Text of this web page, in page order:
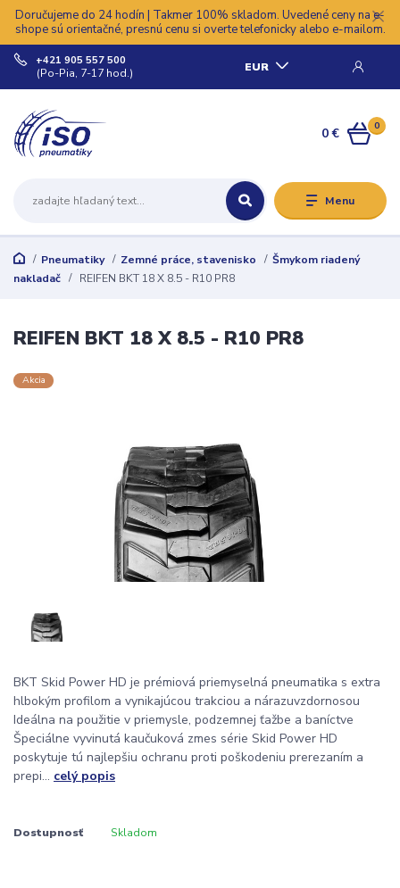
Doručujeme do 24 hodín | Takmer 100% skladom. Uvedené ceny na e-
shope sú orientačné, presnú cenu si overte telefonicky alebo e-mailom.
Menu
EUR
+421 905 557 500
(Po-Pia, 7-17 hod.)
0
0 €
Pneumatiky Zemné práce, stavenisko
Šmykom riadený
nakladač
REIFEN BKT 18 X 8.5 - R10 PR8
REIFEN BKT 18 X 8.5 - R10 PR8
Akcia
BKT Skid Power HD je prémiová priemyselná pneumatika s extra
hlbokým profilom a vynikajúcou trakciou a nárazuvzdornosou
Ideálna na použitie v priemysle, podzemnej ťažbe a baníctve
Špeciálne vyvinutá kaučuková zmes série Skid Power HD
poskytuje tú najlepšiu ochranu proti poškodeniu prerezaním a
prepi... celý popis
Dostupnosť Skladom